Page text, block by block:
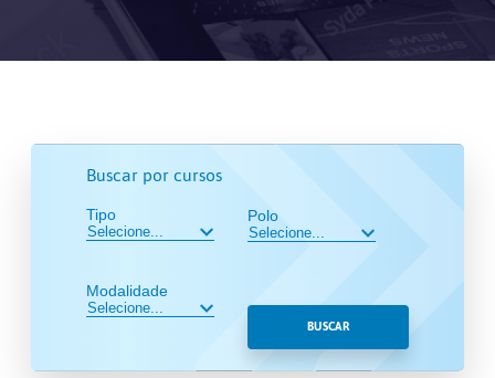
Buscar por cursos
Tipo
Modalidade
Polo
BUSCAR